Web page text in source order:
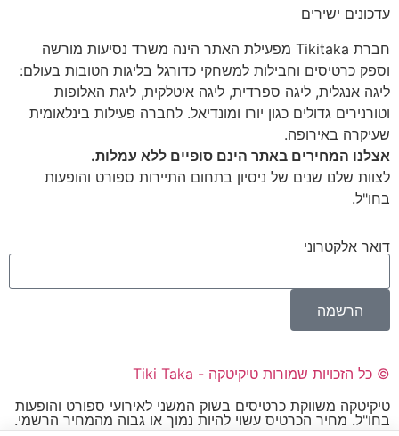
עדכונים ישירים
חברת Tikitaka מפעילת האתר הינה משרד נסיעות מורשה
וספק כרטיסים וחבילות למשחקי כדורגל בליגות הטובות בעולם:
ליגה אנגלית, ליגה ספרדית, ליגה איטלקית, ליגת האלופות
וטורנירים גדולים כגון יורו ומונדיאל. לחברה פעילות בינלאומית
שעיקרה באירופה.
אצלנו המחירים באתר הינם סופיים ללא עמלות.
לצוות שלנו שנים של ניסיון בתחום התיירות ספורט והופעות
בחו"ל.
דואר אלקטרוני
הרשמה
© כל הזכויות שמורות טיקיטקה - Tiki Taka
טיקיטקה משווקת כרטיסים בשוק המשני לאירועי ספורט והופעות
בחו"ל. מחיר הכרטיס עשוי להיות נמוך או גבוה מהמחיר הרשמי.